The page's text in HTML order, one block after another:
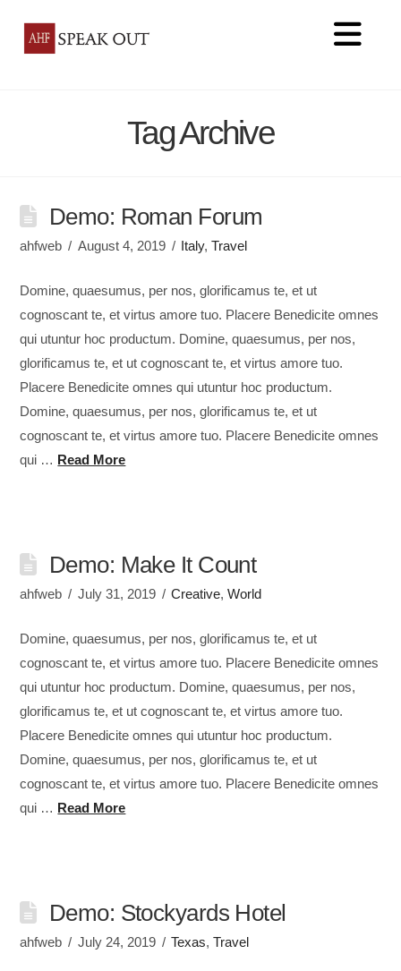
Tag Archive
Demo: Roman Forum
ahfweb August 4, 2019 Italy,Travel
Domine, quaesumus, per nos, glorificamus te, et ut
cognoscant te, et virtus amore tuo. Placere Benedicite omnes
qui utuntur hoc productum. Domine, quaesumus, per nos,
glorificamus te, et ut cognoscant te, et virtus amore tuo.
Placere Benedicite omnes qui utuntur hoc productum.
Domine, quaesumus, per nos, glorificamus te, et ut
cognoscant te, et virtus amore tuo. Placere Benedicite omnes
qui … Read More
Demo: Make It Count
ahfweb July 31, 2019 Creative,World
Domine, quaesumus, per nos, glorificamus te, et ut
cognoscant te, et virtus amore tuo. Placere Benedicite omnes
qui utuntur hoc productum. Domine, quaesumus, per nos,
glorificamus te, et ut cognoscant te, et virtus amore tuo.
Placere Benedicite omnes qui utuntur hoc productum.
Domine, quaesumus, per nos, glorificamus te, et ut
cognoscant te, et virtus amore tuo. Placere Benedicite omnes
qui … Read More
Demo: Stockyards Hotel
ahfweb July 24, 2019 Texas,Travel